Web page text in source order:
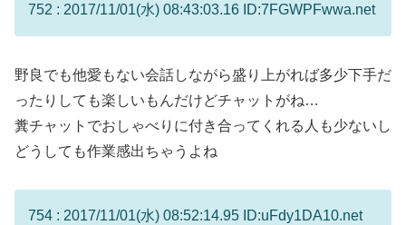
752 : 2017/11/01(水) 08:43:03.16 ID:7FGWPFwwa.net
野良でも他愛もない会話しながら盛り上がれば多少下手だ
ったりしても楽しいもんだけどチャットがね…
糞チャットでおしゃべりに付き合ってくれる人も少ないし
どうしても作業感出ちゃうよね
754 : 2017/11/01(水) 08:52:14.95 ID:uFdy1DA10.net